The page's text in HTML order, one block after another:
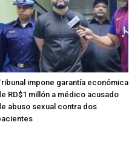
impone garantía económica
RD$1 millón a médico acusado
abuso sexual contra dos